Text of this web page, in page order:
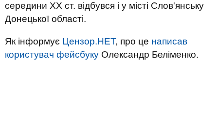
середини ХХ ст. відбувся і у місті Слов'янську
Донецької області.
Як інформує Цензор.НЕТ, про це написав
користувач фейсбуку Олександр Беліменко.